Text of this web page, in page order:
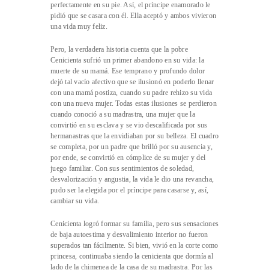
perfectamente en su pie. Así, el príncipe enamorado le
pidió que se casara con él. Ella aceptó y ambos vivieron
una vida muy feliz.
Pero, la verdadera historia cuenta que la pobre
Cenicienta sufrió un primer abandono en su vida: la
muerte de su mamá. Ese temprano y profundo dolor
dejó tal vacío afectivo que se ilusionó en poderlo llenar
con una mamá postiza, cuando su padre rehizo su vida
con una nueva mujer. Todas estas ilusiones se perdieron
cuando conoció a su madrastra, una mujer que la
convirtió en su esclava y se vio descalificada por sus
hermanastras que la envidiaban por su belleza. El cuadro
se completa, por un padre que brilló por su ausencia y,
por ende, se convirtió en cómplice de su mujer y del
juego familiar. Con sus sentimientos de soledad,
desvalorización y angustia, la vida le dio una revancha,
pudo ser la elegida por el príncipe para casarse y, así,
cambiar su vida.
Cenicienta logró formar su familia, pero sus sensaciones
de baja autoestima y desvalimiento interior no fueron
superados tan fácilmente. Si bien, vivió en la corte como
princesa, continuaba siendo la cenicienta que dormía al
lado de la chimenea de la casa de su madrastra. Por las